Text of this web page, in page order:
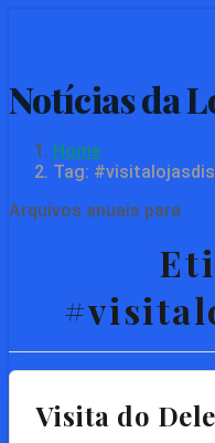
content
Home
Tag:
Arquivos anuais para
Visita do